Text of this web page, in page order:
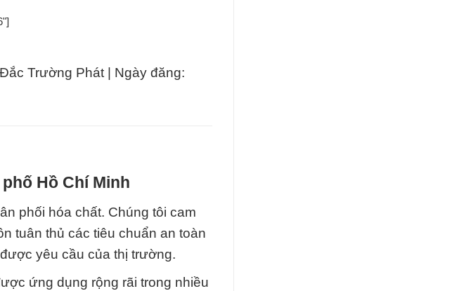
Trường Phát | Ngày đăng:
Hồ Chí Minh
phối hóa chất. Chúng tôi cam
tuân thủ các tiêu chuẩn an toàn
yêu cầu của thị trường.
ứng dụng rộng rãi trong nhiều